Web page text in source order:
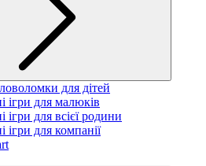
для дітей
ігри для малюків
ігри для всієї родини
ігри для компанії